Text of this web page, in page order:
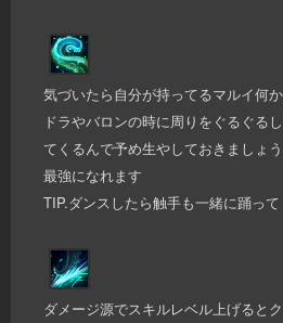
気づいたら自分が持ってるマルイ何
ドラやバロンの時に周りをぐるぐる
てくるんで予め生やしておきましょう
最強になれます
TIP.ダンスしたら触手も一緒に踊っ
ダメージ源でスキルレベル上げると